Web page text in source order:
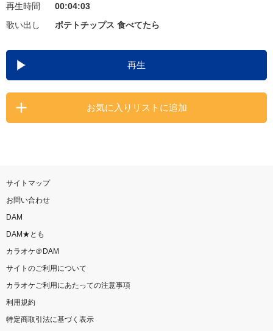
お知らせ よくあるご質問
DAMの新曲・ランキングなど
カラオケ最新情報をチェック！
再生時間
00:04:03
歌い出し
ポテトチップス 食べてたら
再生
お気に入りリストに追加
サイトマップ
お問い合わせ
DAM
DAM★とも
カラオケ＠DAM
サイトのご利用について
カラオケご利用にあたっての注意事項
利用規約
特定商取引法に基づく表示